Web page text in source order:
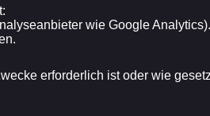
wie Google Analytics).
erforderlich ist oder wie